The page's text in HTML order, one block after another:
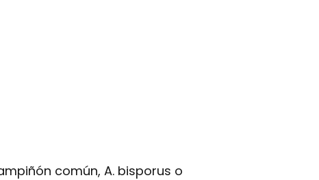
común, A. bisporus o